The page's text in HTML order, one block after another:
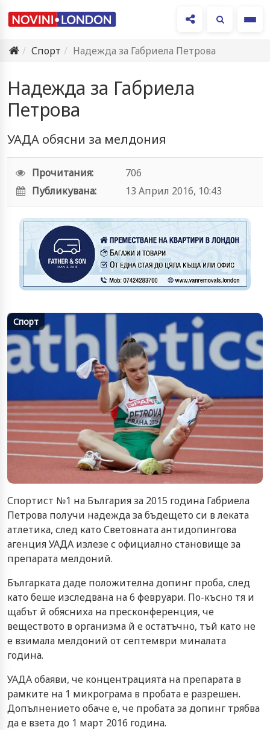
Спорт
Надежда за Габриела Петрова
Надежда за Габриела
Петрова
УАДА обясни за мелдония
Прочитания:
706
Публикувана:
13 Април 2016, 10:43
Спорт
Спортист №1 на България за 2015 година Габриела
Петрова получи надежда за бъдещето си в леката
атлетика, след като Световната антидопингова
агенция УАДА излезе с официално становище за
препарата мелдоний.
Българката даде положителна допинг проба, след
като беше изследвана на 6 февруари. По-късно тя и
щабът й обясниха на пресконференция, че
веществото в организма й е остатъчно, тъй като не
е взимала мелдоний от септември миналата
година.
УАДА обаяви, че концентрацията на препарата в
рамките на 1 микрограма в пробата е разрешен.
Допълнението обаче е, че пробата за допинг трябва
да е взета до 1 март 2016 година.